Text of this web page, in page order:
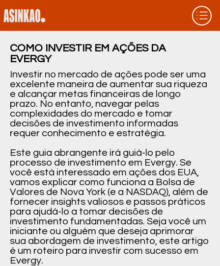
COMO INVESTIR EM AÇÕES DA
EVERGY
Investir no mercado de ações pode ser uma
excelente maneira de aumentar sua riqueza
e alcançar metas financeiras de longo
prazo. No entanto, navegar pelas
complexidades do mercado e tomar
decisões de investimento informadas
requer conhecimento e estratégia.
Este guia abrangente irá guiá-lo pelo
processo de investimento em Evergy. Se
você está interessado em ações dos EUA,
vamos explicar como funciona a Bolsa de
Valores de Nova York (e a NASDAQ), além de
fornecer insights valiosos e passos práticos
para ajudá-lo a tomar decisões de
investimento fundamentadas. Seja você um
iniciante ou alguém que deseja aprimorar
sua abordagem de investimento, este artigo
é um roteiro para investir com sucesso em
Evergy.